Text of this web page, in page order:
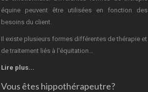
équine peuvent être utilisées en fonction des
besoins du client.
Il existe plusieurs formes différentes de thérapie et
de traitement liés à l'équitation...
Lire plus...
Vous êtes hippothérapeutre?